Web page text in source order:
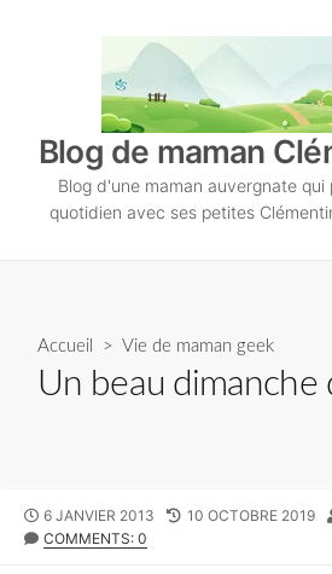
n
Blog de maman
Blog d'une maman auvergnate qui
quotidien avec ses petites
Accueil > Vie de maman geek
Un beau dimanche
P
U
6 JANVIER 2013
L
10 OCTOBRE 2019
COMMENTS: 0